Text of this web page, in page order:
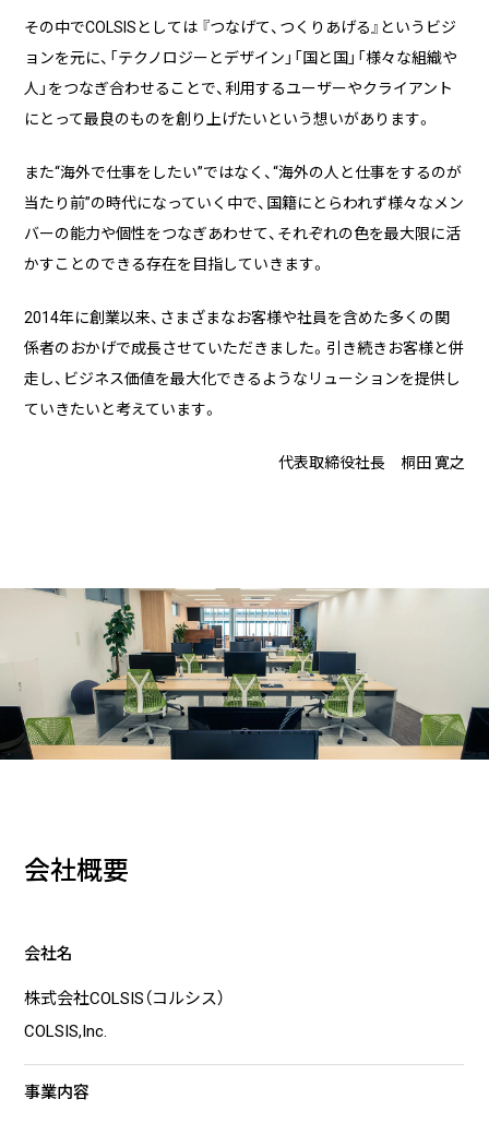
その中でCOLSISとしては 『つなげて、つくりあげる』というビジ
ョンを元に、「テクノロジーとデザイン」「国と国」「様々な組織や
人」をつなぎ合わせることで、利用するユーザーやクライアント
にとって最良のものを創り上げたいという想いがあります。
また“海外で仕事をしたい”ではなく、“海外の人と仕事をするのが
当たり前”の時代になっていく中で、国籍にとらわれず様々なメン
バーの能力や個性をつなぎあわせて、それぞれの色を最大限に活
かすことのできる存在を目指していきます。
2014年に創業以来、さまざまなお客様や社員を含めた多くの関
係者のおかげで成長させていただきました。引き続きお客様と併
走し、ビジネス価値を最大化できるようなリューションを提供し
ていきたいと考えています。
代表取締役社長 桐田 寛之
会社概要
会社名
株式会社COLSIS（コルシス）
COLSIS,Inc.
事業内容